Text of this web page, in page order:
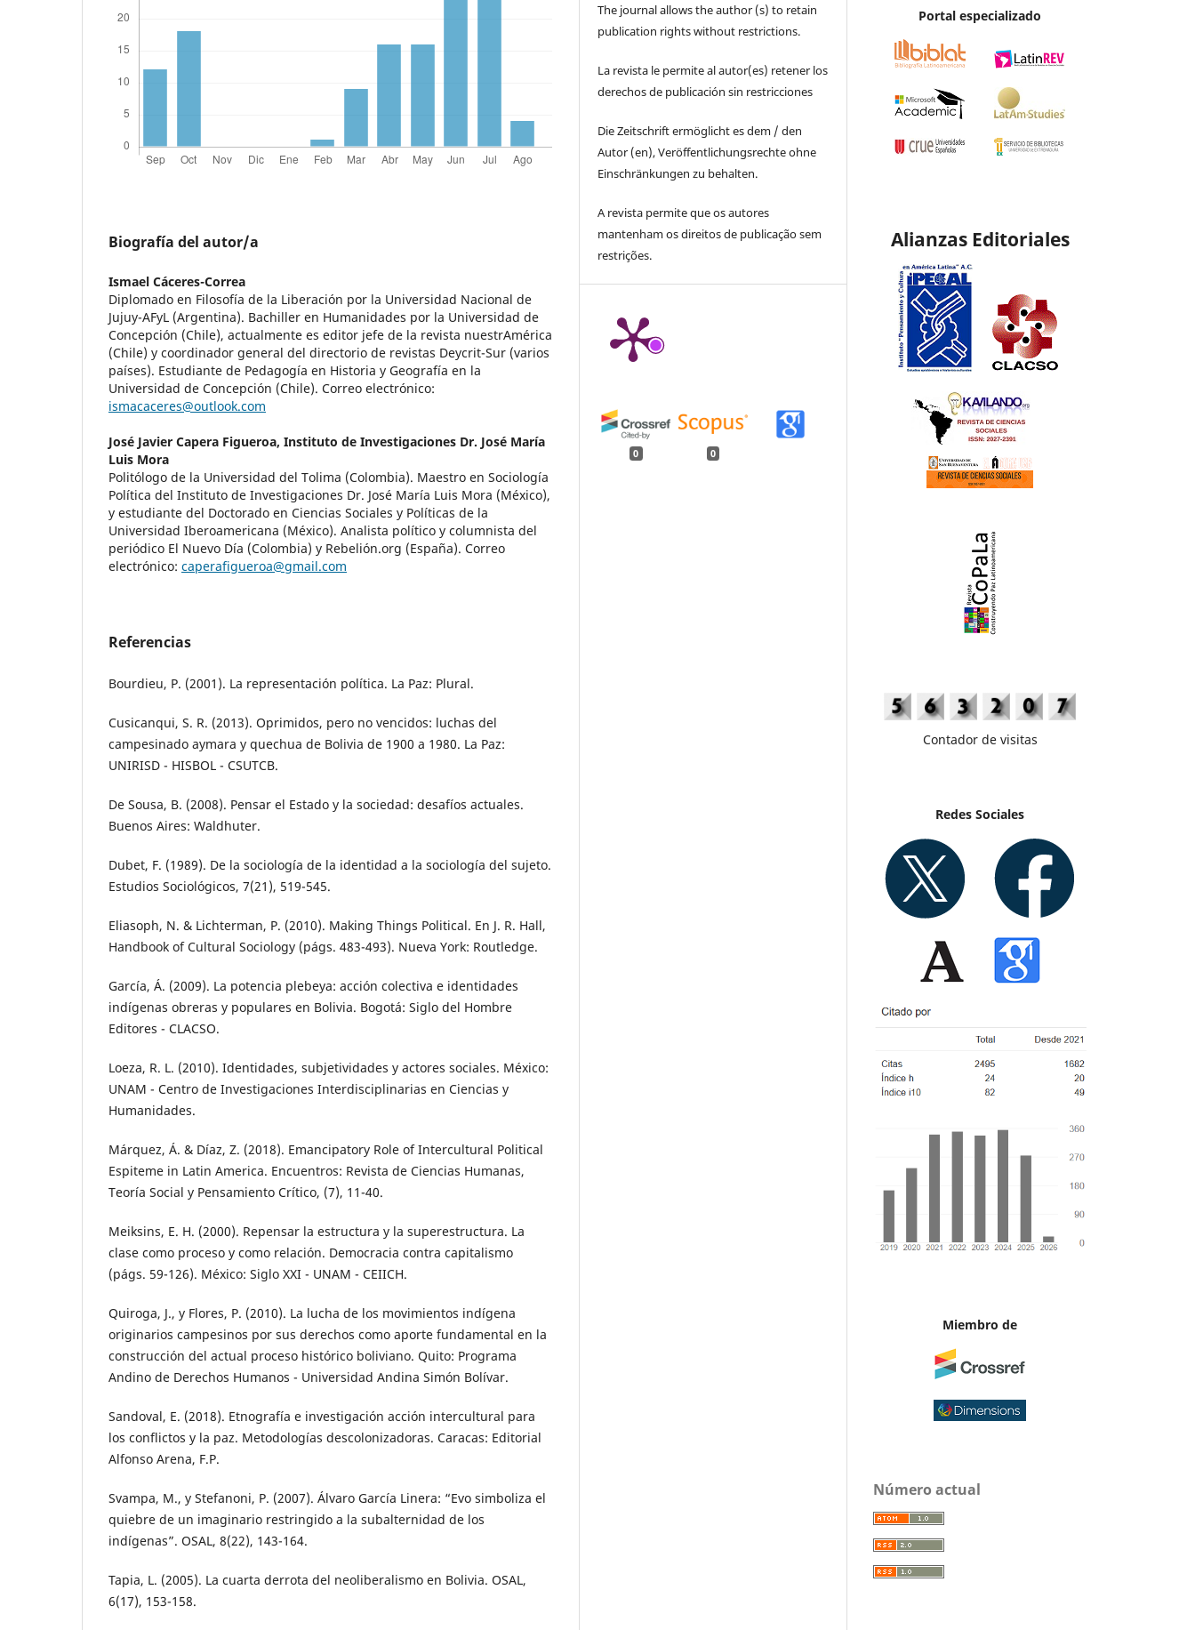
Biografía del autor/a
Ismael Cáceres-Correa
Diplomado en Filosofía de la Liberación por la Universidad Nacional de
Jujuy-AFyL (Argentina). Bachiller en Humanidades por la Universidad de
Concepción (Chile), actualmente es editor jefe de la revista nuestrAmérica
(Chile) y coordinador general del directorio de revistas Deycrit-Sur (varios
países). Estudiante de Pedagogía en Historia y Geografía en la
Universidad de Concepción (Chile). Correo electrónico:
ismacaceres@outlook.com
José Javier Capera Figueroa, Instituto de Investigaciones Dr. José María
Luis Mora
Politólogo de la Universidad del Tolima (Colombia). Maestro en Sociología
Política del Instituto de Investigaciones Dr. José María Luis Mora (México),
y estudiante del Doctorado en Ciencias Sociales y Políticas de la
Universidad Iberoamericana (México). Analista político y columnista del
periódico El Nuevo Día (Colombia) y Rebelión.org (España). Correo
electrónico: caperafigueroa@gmail.com
Referencias
Bourdieu, P. (2001). La representación política. La Paz: Plural.
Cusicanqui, S. R. (2013). Oprimidos, pero no vencidos: luchas del
campesinado aymara y quechua de Bolivia de 1900 a 1980. La Paz:
UNIRISD - HISBOL - CSUTCB.
De Sousa, B. (2008). Pensar el Estado y la sociedad: desafíos actuales.
Buenos Aires: Waldhuter.
Dubet, F. (1989). De la sociología de la identidad a la sociología del sujeto.
Estudios Sociológicos, 7(21), 519-545.
Eliasoph, N. & Lichterman, P. (2010). Making Things Political. En J. R. Hall,
Handbook of Cultural Sociology (págs. 483-493). Nueva York: Routledge.
García, Á. (2009). La potencia plebeya: acción colectiva e identidades
indígenas obreras y populares en Bolivia. Bogotá: Siglo del Hombre
Editores - CLACSO.
Loeza, R. L. (2010). Identidades, subjetividades y actores sociales. México:
UNAM - Centro de Investigaciones Interdisciplinarias en Ciencias y
Humanidades.
Márquez, Á. & Díaz, Z. (2018). Emancipatory Role of Intercultural Political
Espiteme in Latin America. Encuentros: Revista de Ciencias Humanas,
Teoría Social y Pensamiento Crítico, (7), 11-40.
Meiksins, E. H. (2000). Repensar la estructura y la superestructura. La
clase como proceso y como relación. Democracia contra capitalismo
(págs. 59-126). México: Siglo XXI - UNAM - CEIICH.
Quiroga, J., y Flores, P. (2010). La lucha de los movimientos indígena
originarios campesinos por sus derechos como aporte fundamental en la
construcción del actual proceso histórico boliviano. Quito: Programa
Andino de Derechos Humanos - Universidad Andina Simón Bolívar.
Sandoval, E. (2018). Etnografía e investigación acción intercultural para
los conflictos y la paz. Metodologías descolonizadoras. Caracas: Editorial
Alfonso Arena, F.P.
Svampa, M., y Stefanoni, P. (2007). Álvaro García Linera: “Evo simboliza el
quiebre de un imaginario restringido a la subalternidad de los
indígenas”. OSAL, 8(22), 143-164.
Tapia, L. (2005). La cuarta derrota del neoliberalismo en Bolivia. OSAL,
6(17), 153-158.
The journal allows the author (s) to retain
publication rights without restrictions.
La revista le permite al autor(es) retener los
derechos de publicación sin restricciones
Die Zeitschrift ermöglicht es dem / den
Autor (en), Veröffentlichungsrechte ohne
Einschränkungen zu behalten.
A revista permite que os autores
mantenham os direitos de publicação sem
restrições.
0 0
Portal especializado
Alianzas Editoriales
Contador de visitas
Redes Sociales
Miembro de
Número actual